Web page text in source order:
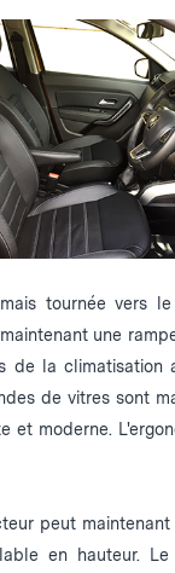
tournée vers le
une
de la climatisation
de vitres sont
et moderne.
peut
en hauteur.